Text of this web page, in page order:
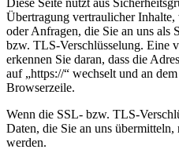
Diese Seite nutzt aus
Übertragung vertraulicher
oder Anfragen, die Sie an uns als
bzw. TLS-Verschlüsselung. Eine
erkennen Sie daran, dass die
auf „https://“ wechselt und an
Browserzeile.
Wenn die SSL- bzw. TLS-
Daten, die Sie an uns
werden.